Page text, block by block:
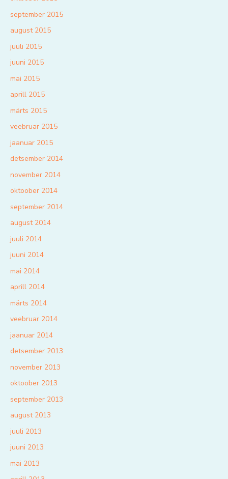
september 2015
august 2015
juuli 2015
juuni 2015
mai 2015
aprill 2015
märts 2015
veebruar 2015
jaanuar 2015
detsember 2014
november 2014
oktoober 2014
september 2014
august 2014
juuli 2014
juuni 2014
mai 2014
aprill 2014
märts 2014
veebruar 2014
jaanuar 2014
detsember 2013
november 2013
oktoober 2013
september 2013
august 2013
juuli 2013
juuni 2013
mai 2013